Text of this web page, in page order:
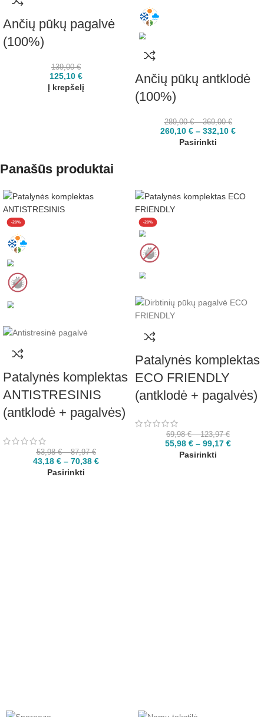
Ančių pūkų pagalvė
(100%)
139,00€
125,10 €
Į krepšelį
Ančių pūkų antklodė
(100%)
289,00€–369,00€
260,10 € – 332,10 €
Pasirinkti
Panašūs produktai
-20%
Patalynės komplektas
ANTISTRESINIS
(antklodė + pagalvės)
53,98€–87,97€
43,18 € – 70,38 €
Pasirinkti
-20%
Patalynės komplektas
ECO FRIENDLY
(antklodė + pagalvės)
69,98€–123,97€
55,98 € – 99,17 €
Pasirinkti